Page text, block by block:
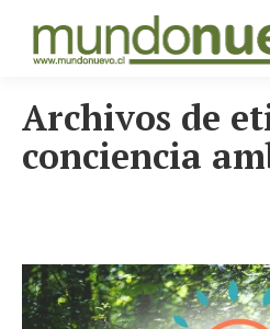
Archivos de
conciencia